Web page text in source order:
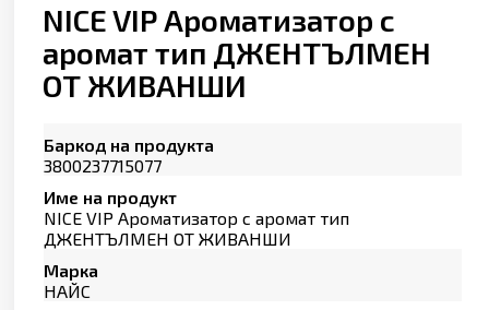
NICE VIP Ароматизатор с
аромат тип ДЖЕНТЪЛМЕН
ОТ ЖИВАНШИ
Баркод на продукта
3800237715077
Име на продукт
NICE VIP Ароматизатор с аромат тип
ДЖЕНТЪЛМЕН ОТ ЖИВАНШИ
Марка
НАЙС